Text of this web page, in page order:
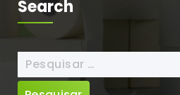
Search
Pesquisar
por: